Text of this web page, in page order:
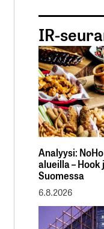
IR-
Analyysi:
alueilla – Hook
Suomessa
6.8.2026